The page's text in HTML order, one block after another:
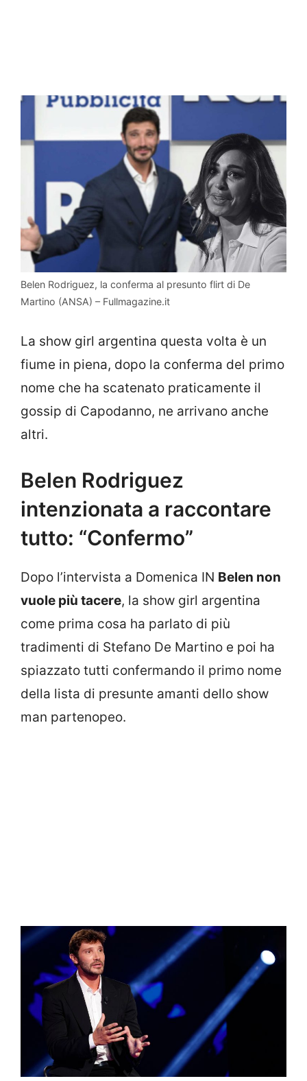
Belen Rodriguez, la conferma al presunto flirt di De
Martino (ANSA) – Fullmagazine.it
La show girl argentina questa volta è un
fiume in piena, dopo la conferma del primo
nome che ha scatenato praticamente il
gossip di Capodanno, ne arrivano anche
altri.
Belen Rodriguez
intenzionata a raccontare
tutto: “Confermo”
Dopo l’intervista a Domenica IN Belen non
vuole più tacere, la show girl argentina
come prima cosa ha parlato di più
tradimenti di Stefano De Martino e poi ha
spiazzato tutti confermando il primo nome
della lista di presunte amanti dello show
man partenopeo.